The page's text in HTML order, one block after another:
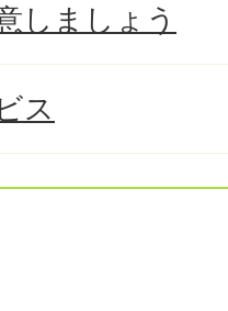
しましょう
ス